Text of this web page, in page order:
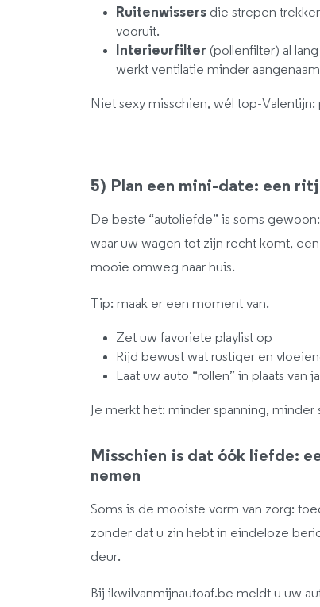
Ruitenwissers die strepen
vooruit.
Interieurfilter (pollenfilter) al
werkt ventilatie minder
Niet sexy misschien, wél top-
5) Plan een mini-date: een
De beste “autoliefde” is soms
waar uw wagen tot zijn recht komt,
mooie omweg naar huis.
Tip: maak er een moment van.
Zet uw favoriete playlist op
Rijd bewust wat rustiger en
Laat uw auto “rollen” in plaats van
Je merkt het: minder spanning,
Misschien is dat óók liefde:
nemen
Soms is de mooiste vorm van zorg:
zonder dat u zin hebt in eindeloze
deur.
Bij ikwilvanmijnautoaf.be meldt u uw